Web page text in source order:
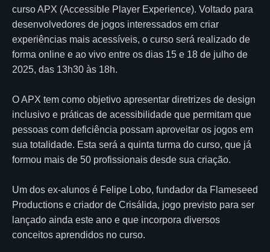
curso APX (Accessible Player Experience). Voltado para
desenvolvedores de jogos interessados em criar
experiências mais acessíveis, o curso será realizado de
forma online e ao vivo entre os dias 15 e 18 de julho de
2025, das 13h30 às 18h.
O APX tem como objetivo apresentar diretrizes de design
inclusivo e práticas de acessibilidade que permitam que
pessoas com deficiência possam aproveitar os jogos em
sua totalidade. Esta será a quinta turma do curso, que já
formou mais de 50 profissionais desde sua criação.
Um dos ex-alunos é Felipe Lobo, fundador da Flameseed
Productions e criador de Crisálida, jogo previsto para ser
lançado ainda este ano e que incorpora diversos
conceitos aprendidos no curso.